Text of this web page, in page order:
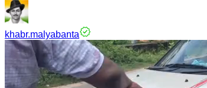
khabr.malyabanta